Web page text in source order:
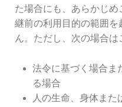
た場合にも、あらかじ
継前の利用目的の範囲
ん。ただし、次の場合は
法令に基づく場合ま
る場合
人の生命、身体また